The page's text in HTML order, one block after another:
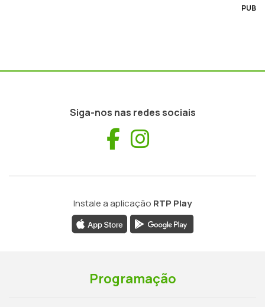
PUB
Siga-nos nas redes sociais
Facebook
Instale a aplicação RTP Play
Programação